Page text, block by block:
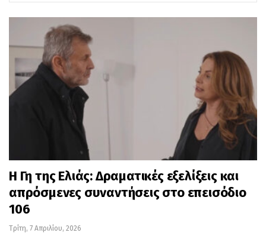
Η Γη της Ελιάς: Δραματικές εξελίξεις και
απρόσμενες συναντήσεις στο επεισόδιο
106
Τρίτη, 7 Απριλίου, 2026